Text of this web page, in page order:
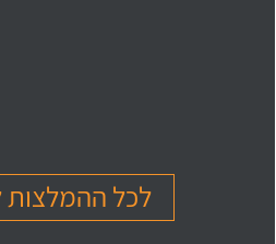
לחץ לצפייה לחץ
לכל ההמלצות